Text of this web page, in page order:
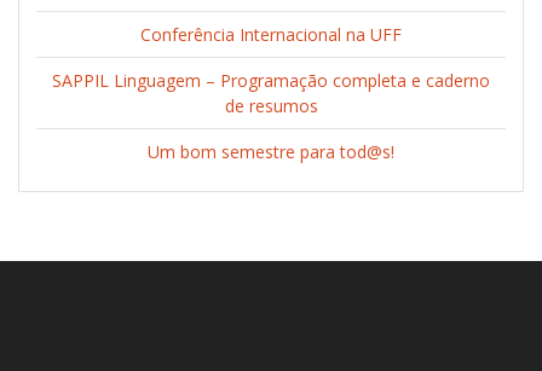
Conferência Internacional na UFF
SAPPIL Linguagem – Programação completa e caderno
de resumos
Um bom semestre para tod@s!